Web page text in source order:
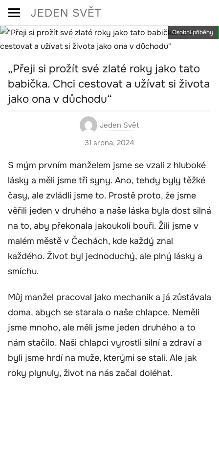
Skip
content
JEDEN SVĚT
Osobní příběhy
„Přeji si prožít své zlaté roky jako tato
babička. Chci cestovat a užívat si života
jako ona v důchodu“
Jeden Svět
31 srpna, 2024
S mým prvním manželem jsme se vzali z hluboké
lásky a měli jsme tři syny. Ano, tehdy byly těžké
časy, ale zvládli jsme to. Prostě proto, že jsme
věřili jeden v druhého a naše láska byla dost silná
na to, aby překonala jakoukoli bouři. Žili jsme v
malém městě v Čechách, kde každý znal
každého. Život byl jednoduchý, ale plný lásky a
smíchu.
Můj manžel pracoval jako mechanik a já zůstávala
doma, abych se starala o naše chlapce. Neměli
jsme mnoho, ale měli jsme jeden druhého a to
nám stačilo. Naši chlapci vyrostli silní a zdraví a
byli jsme hrdí na muže, kterými se stali. Ale jak
roky plynuly, život na nás začal doléhat.